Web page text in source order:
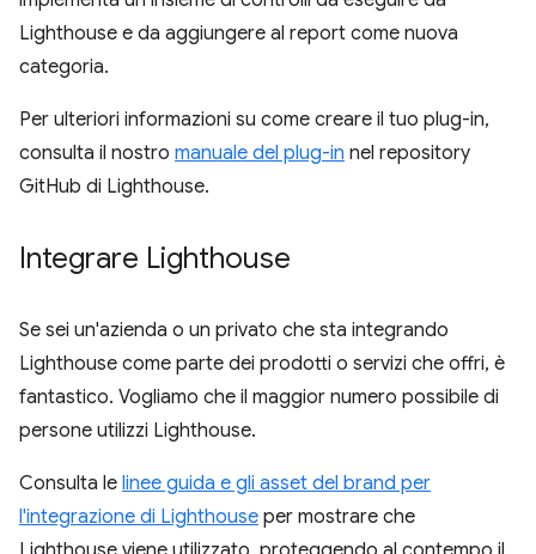
Lighthouse e da aggiungere al report come nuova
categoria.
Per ulteriori informazioni su come creare il tuo plug-in,
consulta il nostro manuale del plug-in nel repository
GitHub di Lighthouse.
Integrare Lighthouse
Se sei un'azienda o un privato che sta integrando
Lighthouse come parte dei prodotti o servizi che offri, è
fantastico. Vogliamo che il maggior numero possibile di
persone utilizzi Lighthouse.
Consulta le linee guida e gli asset del brand per
l'integrazione di Lighthouse per mostrare che